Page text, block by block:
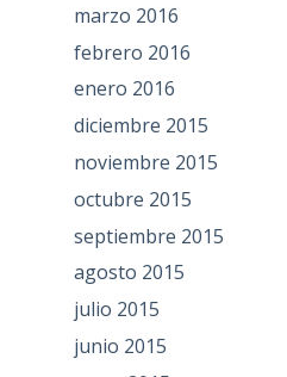
marzo 2016
febrero 2016
enero 2016
diciembre 2015
noviembre 2015
octubre 2015
septiembre 2015
agosto 2015
julio 2015
junio 2015